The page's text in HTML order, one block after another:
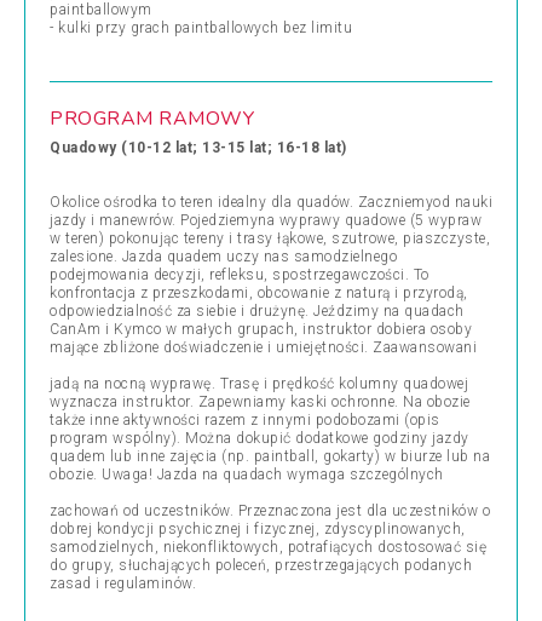
paintballowym
- kulki przy grach paintballowych bez limitu
PROGRAM RAMOWY
Quadowy(10-12 lat; 13-15 lat; 16-18 lat)
Okolice ośrodka to teren idealny dla quadów. Zaczniemyod nauki
jazdy i manewrów. Pojedziemyna wyprawy quadowe (5 wypraw
w teren) pokonując tereny i trasy łąkowe, szutrowe, piaszczyste,
zalesione. Jazda quadem uczy nas samodzielnego
podejmowania decyzji, refleksu, spostrzegawczości. To
konfrontacja z przeszkodami, obcowanie z naturą i przyrodą,
odpowiedzialność za siebie i drużynę. Jeździmy na quadach
CanAm i Kymco w małych grupach, instruktor dobiera osoby
mające zbliżone doświadczenie i umiejętności. Zaawansowani
jadą na nocną wyprawę. Trasę i prędkość kolumny quadowej
wyznacza instruktor. Zapewniamy kaski ochronne. Na obozie
także inne aktywności razem z innymi podobozami (opis
program wspólny). Można dokupić dodatkowe godziny jazdy
quadem lub inne zajęcia (np. paintball, gokarty) w biurze lub na
obozie. Uwaga! Jazda na quadach wymaga szczególnych
zachowań od uczestników. Przeznaczona jest dla uczestników o
dobrej kondycji psychicznej i fizycznej, zdyscyplinowanych,
samodzielnych, niekonfliktowych, potrafiących dostosować się
do grupy, słuchających poleceń, przestrzegających podanych
zasad i regulaminów.